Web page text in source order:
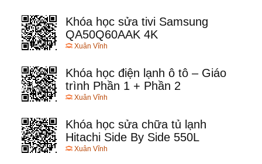
Khóa học sửa tivi Samsung
QA50Q60AAK 4K
Xuân Vĩnh
Khóa học điện lạnh ô tô – Giáo
trình Phần 1 + Phần 2
Xuân Vĩnh
Khóa học sửa chữa tủ lạnh
Hitachi Side By Side 550L
Xuân Vĩnh